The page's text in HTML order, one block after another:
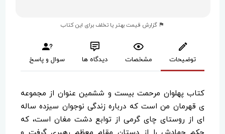
گزارش قیمت بهتر یا تخلف برای این کتاب
توضیحات مشخصات دیدگاه ها سوال و پاسخ
کتاب پهلوان مرحمت بیست و ششمین عنوان از مجموعه
ی قهرمان من است که درباره زندگی نوجوان سیزده ساله
ای از روستای چای گرمی از توابع دشت مغان است، که